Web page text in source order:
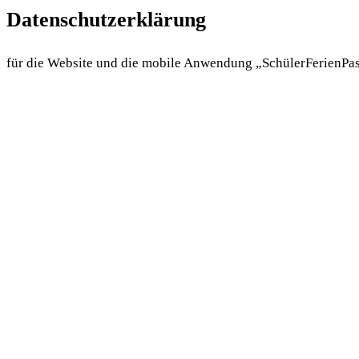
Datenschutzerklärung
für die Website und die mobile Anwendung